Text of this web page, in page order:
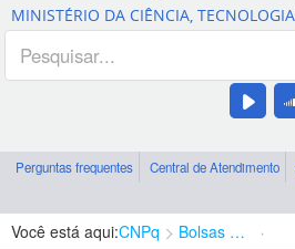
MINISTÉRIO DA CIÊNCIA,
Perguntas frequentes Central de Atendimento
Você está aqui:CNPq Bolsas e Auxílios Vigentes